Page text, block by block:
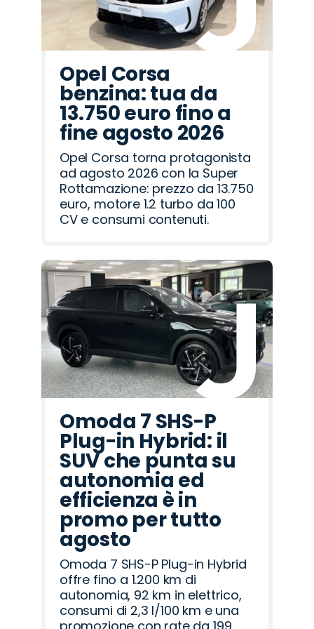
Opel Corsa
benzina: tua da
13.750 euro fino a
fine agosto 2026
Opel Corsa torna protagonista
ad agosto 2026 con la Super
Rottamazione: prezzo da 13.750
euro, motore 1.2 turbo da 100
CV e consumi contenuti.
Omoda 7 SHS-P
Plug-in Hybrid: il
SUV che punta su
autonomia ed
efficienza è in
promo per tutto
agosto
Omoda 7 SHS-P Plug-in Hybrid
offre fino a 1.200 km di
autonomia, 92 km in elettrico,
consumi di 2,3 l/100 km e una